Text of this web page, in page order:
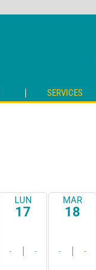
SERVICES
LUN
17
- -
MAR
18
- -